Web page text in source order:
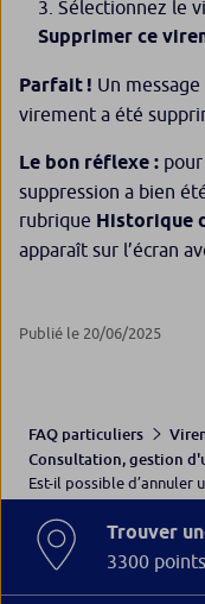
Sélectionnez le
Supprimer ce
Parfait ! Un
virement a été
Le bon réflexe :
suppression a bien
rubrique Historique
apparaît sur l’écran
Publié le 20/06/2025
FAQ particuliers
Consultation, gestion
Est-il possible d’annuler
Trouver
3300